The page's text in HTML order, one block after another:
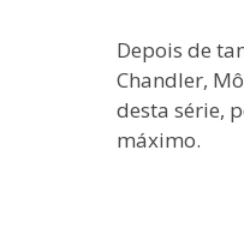
Depois de
Chandler,
desta série,
máximo.